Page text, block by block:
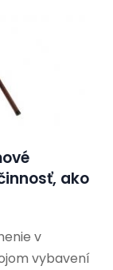
ako
v
vybavení